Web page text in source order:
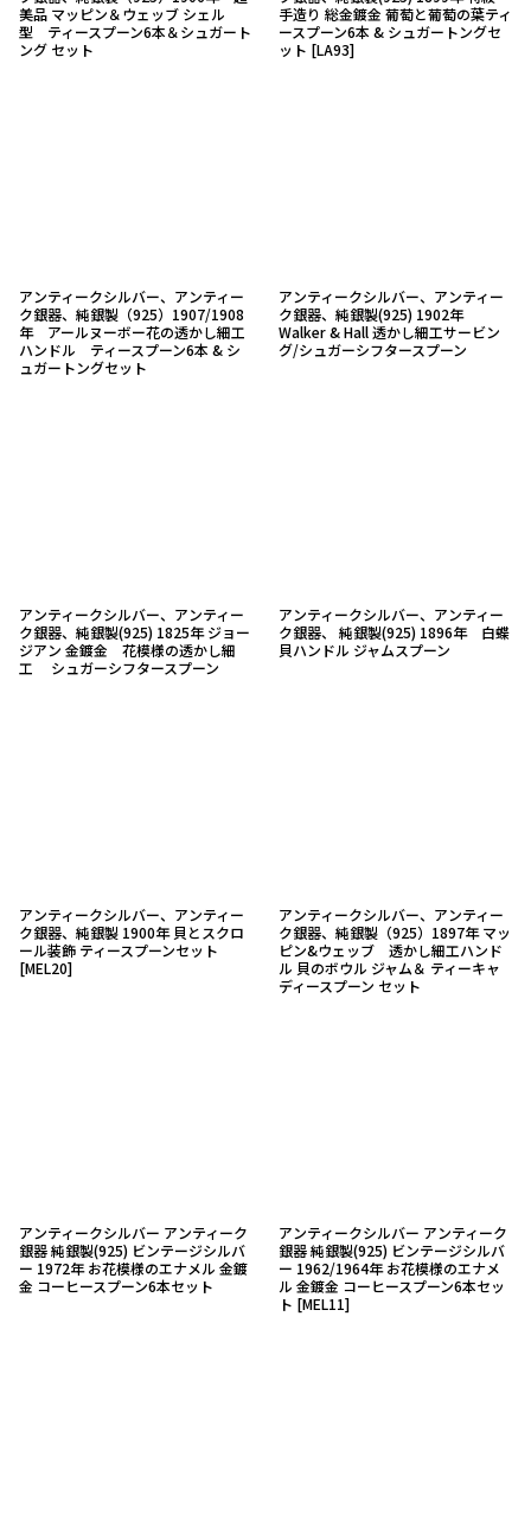
美品 マッピン＆ウェッブ シェル
型 ティースプーン6本＆シュガート
ング セット
手造り 総金鍍金 葡萄と葡萄の葉ティ
ースプーン6本 & シュガートングセ
ット [LA93]
アンティークシルバー、アンティー
ク銀器、純銀製（925）1907/1908
年 アールヌーボー花の透かし細工
ハンドル ティースプーン6本 & シ
ュガートングセット
アンティークシルバー、アンティー
ク銀器、純銀製(925) 1902年
Walker & Hall 透かし細工サービン
グ/シュガーシフタースプーン
アンティークシルバー、アンティー
ク銀器、純銀製(925) 1825年 ジョー
ジアン 金鍍金 花模様の透かし細
工 シュガーシフタースプーン
アンティークシルバー、アンティー
ク銀器、 純銀製(925) 1896年 白蝶
貝ハンドル ジャムスプーン
アンティークシルバー、アンティー
ク銀器、純銀製 1900年 貝とスクロ
ール装飾 ティースプーンセット
[MEL20]
アンティークシルバー、アンティー
ク銀器、純銀製（925）1897年 マッ
ピン&ウェッブ 透かし細工ハンド
ル 貝のボウル ジャム＆ ティーキャ
ディースプーン セット
アンティークシルバー アンティーク
銀器 純銀製(925) ビンテージシルバ
ー 1972年 お花模様のエナメル 金鍍
金 コーヒースプーン6本セット
アンティークシルバー アンティーク
銀器 純銀製(925) ビンテージシルバ
ー 1962/1964年 お花模様のエナメ
ル 金鍍金 コーヒースプーン6本セッ
ト [MEL11]